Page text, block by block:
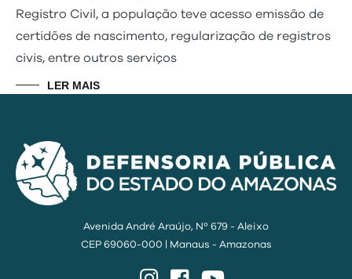
Registro Civil, a população teve acesso emissão de
certidões de nascimento, regularização de registros
civis, entre outros serviços
LER MAIS
Avenida André Araújo, Nº 679 - Aleixo
CEP 69060-000 | Manaus - Amazonas
InstagramFacebook